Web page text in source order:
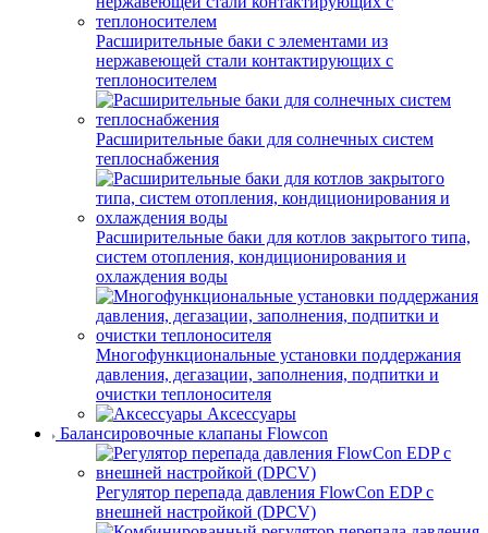
Расширительные баки с элементами из
нержавеющей стали контактирующих с
теплоносителем
Расширительные баки для солнечных систем
теплоснабжения
Расширительные баки для котлов закрытого типа,
систем отопления, кондиционирования и
охлаждения воды
Многофункциональные установки поддержания
давления, дегазации, заполнения, подпитки и
очистки теплоносителя
Аксессуары
Балансировочные клапаны Flowcon
Регулятор перепада давления FlowСon EDP с
внешней настройкой (DPCV)